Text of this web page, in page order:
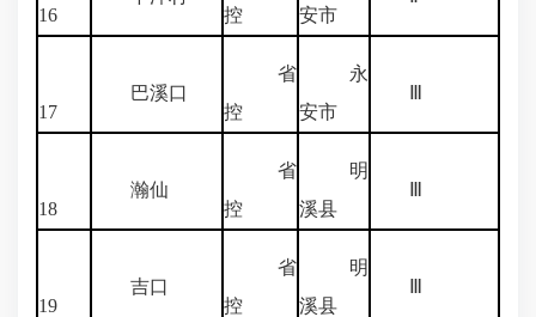
16
控
安市
17
巴溪口
省
控
永
安市
18
瀚仙
省
控
明
溪县
19
吉口
省
控
明
溪县